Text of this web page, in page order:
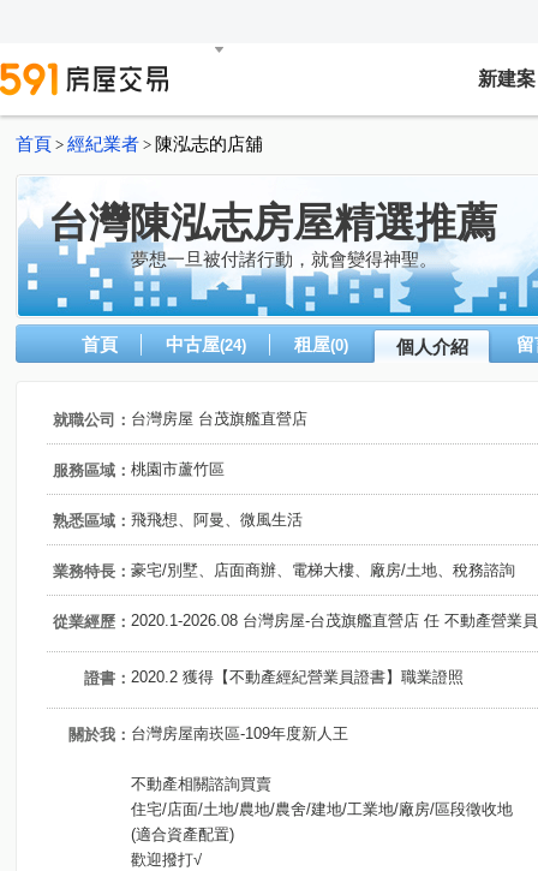
新建案
首頁 > 經紀業者 > 陳泓志的店舖
台灣陳泓志房屋精選推薦
夢想一旦被付諸行動，就會變得神聖。
首頁 中古屋(24) 租屋(0) 個人介紹
就職公司： 台灣房屋 台茂旗艦直營店
服務區域： 桃園市蘆竹區
熟悉區域： 飛飛想、阿曼、微風生活
業務特長： 豪宅/別墅、店面商辦、電梯大樓、廠房/土地、稅務諮詢
從業經歷： 2020.1-2026.08 台灣房屋-台茂旗艦直營店 任 不動產營業員
證書： 2020.2 獲得【不動產經紀營業員證書】職業證照
關於我： 台灣房屋南崁區-109年度新人王
不動產相關諮詢買賣
住宅/店面/土地/農地/農舍/建地/工業地/廠房/區段徵收地
(適合資產配置)
歡迎撥打√